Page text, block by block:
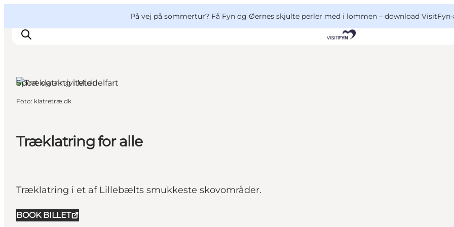
På vej på sommertur? Få Fyn og Øernes skjulte perler med i lommen – download
Mad og drikke
Træklatring for alle
Træklatring i et af Lillebælts smukkeste skovområder.
BOOK BILLET
Sport og aktiviteter
Foto: klatretræ.dk